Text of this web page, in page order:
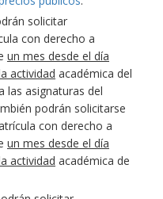
solicitar
con derecho a
un mes desde el día
actividad académica del
las asignaturas del
podrán solicitarse
con derecho a
un mes desde el día
actividad académica de